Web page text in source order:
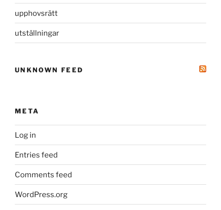
upphovsrätt
utställningar
UNKNOWN FEED
META
Log in
Entries feed
Comments feed
WordPress.org